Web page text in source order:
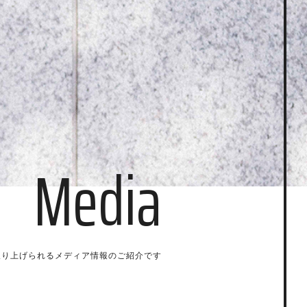
Media
上げられるメディア情報のご紹介です